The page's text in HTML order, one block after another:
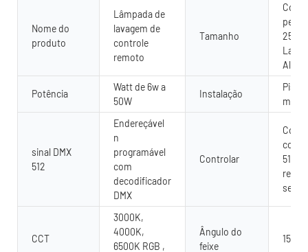
Nome do
produto
Lâmpada de
lavagem de
controle
remoto
Tamanho
250-
Potência
Watt de 6w a
50W
Instalação
Piso,
sinal DMX
512
Endereçável
n
programável
com
decodificador
DMX
Controlar
512
sem
CCT
3000K,
4000K,
6500K RGB ,
Ângulo do
feixe